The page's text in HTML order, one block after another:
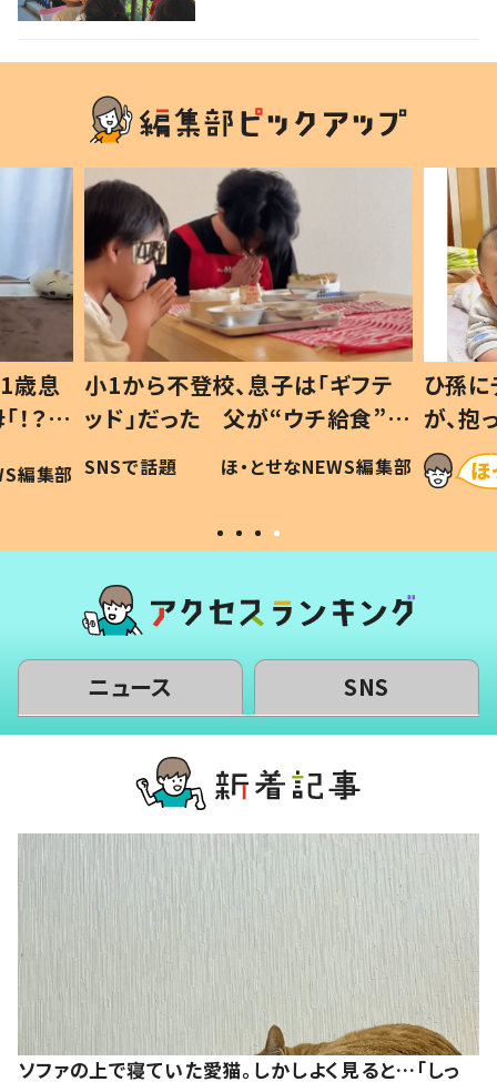
歳息
？」
編集部
小1から不登校、息子は「ギフテ
ッド」だった 父が“ウチ給食”を
作り続ける理由とは #令和の親
#令和の子
SNSで話題 ほ・とせなNEWS編集部
ひ孫
が、
「涙が
い」
ニュース SNS
ソファの上で寝ていた愛猫。しかしよく見ると…「しっ